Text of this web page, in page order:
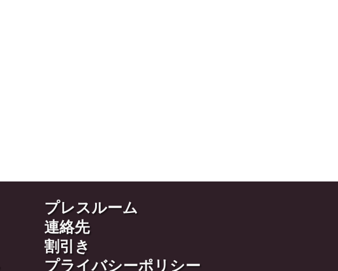
プレスルーム
連絡先
割引き
プライバシーポリシー